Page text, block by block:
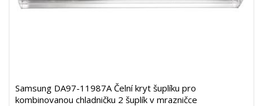
Samsung DA97-11987A Čelní kryt šuplíku pro
kombinovanou chladničku 2 šuplík v mrazničce